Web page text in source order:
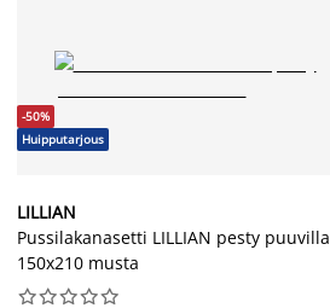
-50%
Huipputarjous
LILLIAN
Pussilakanasetti LILLIAN pesty puuvilla
150x210 musta





